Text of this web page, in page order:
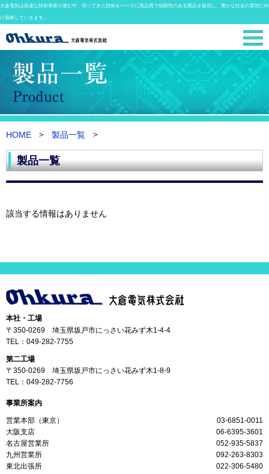
大倉電気は急速な技術革新が進む中、培ってきた技術をベースに高品質で信頼性のある製品を提供し、豊かな社会の実現に向
け貢献していきます。
HOME 製品一覧
製品一覧
該当する情報はありません
本社・工場
〒350-0269 埼玉県坂戸市にっさい花みず木1-4-4
TEL： 049-282-7755
第二工場
〒350-0269 埼玉県坂戸市にっさい花みず木1-8-9
TEL： 049-282-7756
事業所案内
営業本部（東京）
03-6851-0011
大阪支店
06-6395-3601
名古屋営業所
052-935-5837
九州営業所
092-263-8303
東北出張所
022-306-5480